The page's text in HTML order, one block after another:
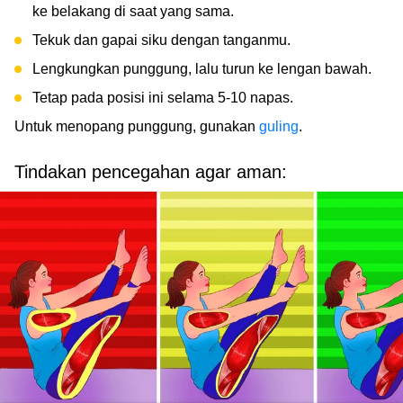
ke belakang di saat yang sama.
Tekuk dan gapai siku dengan tanganmu.
Lengkungkan punggung, lalu turun ke lengan bawah.
Tetap pada posisi ini selama 5-10 napas.
Untuk menopang punggung, gunakan guling.
Tindakan pencegahan agar aman: